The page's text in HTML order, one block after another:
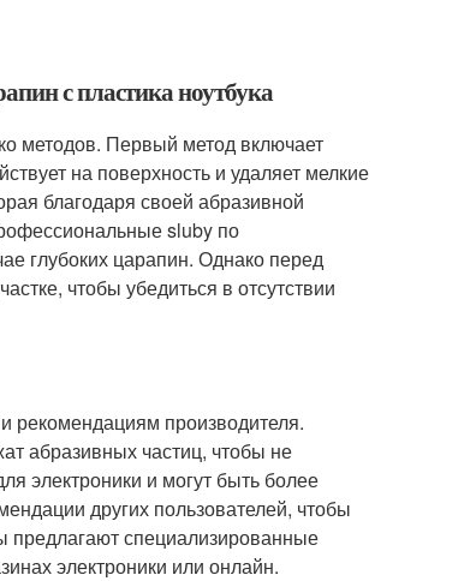
с пластика ноутбука
методов. Первый метод включает
на поверхность и удаляет мелкие
благодаря своей абразивной
sluby по
глубоких царапин. Однако перед
чтобы убедиться в отсутствии
рекомендациям производителя.
абразивных частиц, чтобы не
электроники и могут быть более
других пользователей, чтобы
предлагают специализированные
электроники или онлайн.